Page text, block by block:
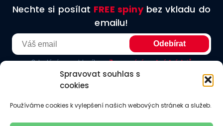
Spravovat souhlas s
cookies
Používáme cookies k vylepšení našich webových stránek a služeb.
Nechte si posílat FREE spinybez vkladu do
emailu!
Odesláním souhlasíte seZpracování osobních údajů
Jak hodnotíme
Odkazy Kontakt